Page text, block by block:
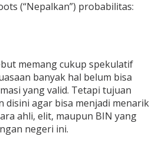
(“Nepalkan”) probabilitas:
memang cukup spekulatif
banyak hal belum bisa
yang valid. Tetapi tujuan
disini agar bisa menjadi menarik
ahli, elit, maupun BIN yang
negeri ini.